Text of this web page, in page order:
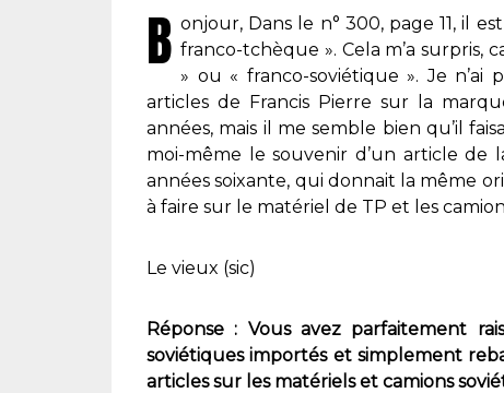
B onjour, Dans le n° 300, page 11, il
franco-tchèque ». Cela m’a surpris,
» ou « franco-soviétique ». Je
articles de Francis Pierre sur la
années, mais il me semble bien qu’il
moi-même le souvenir d’un article de
années soixante, qui donnait la même
à faire sur le matériel de TP et les
Le vieux (sic)
Réponse : Vous avez parfaitement
soviétiques importés et simplement
articles sur les matériels et camions